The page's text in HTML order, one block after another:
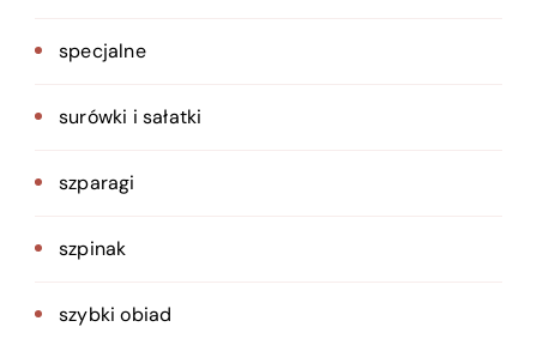
specjalne
surówki i sałatki
szparagi
szpinak
szybki obiad